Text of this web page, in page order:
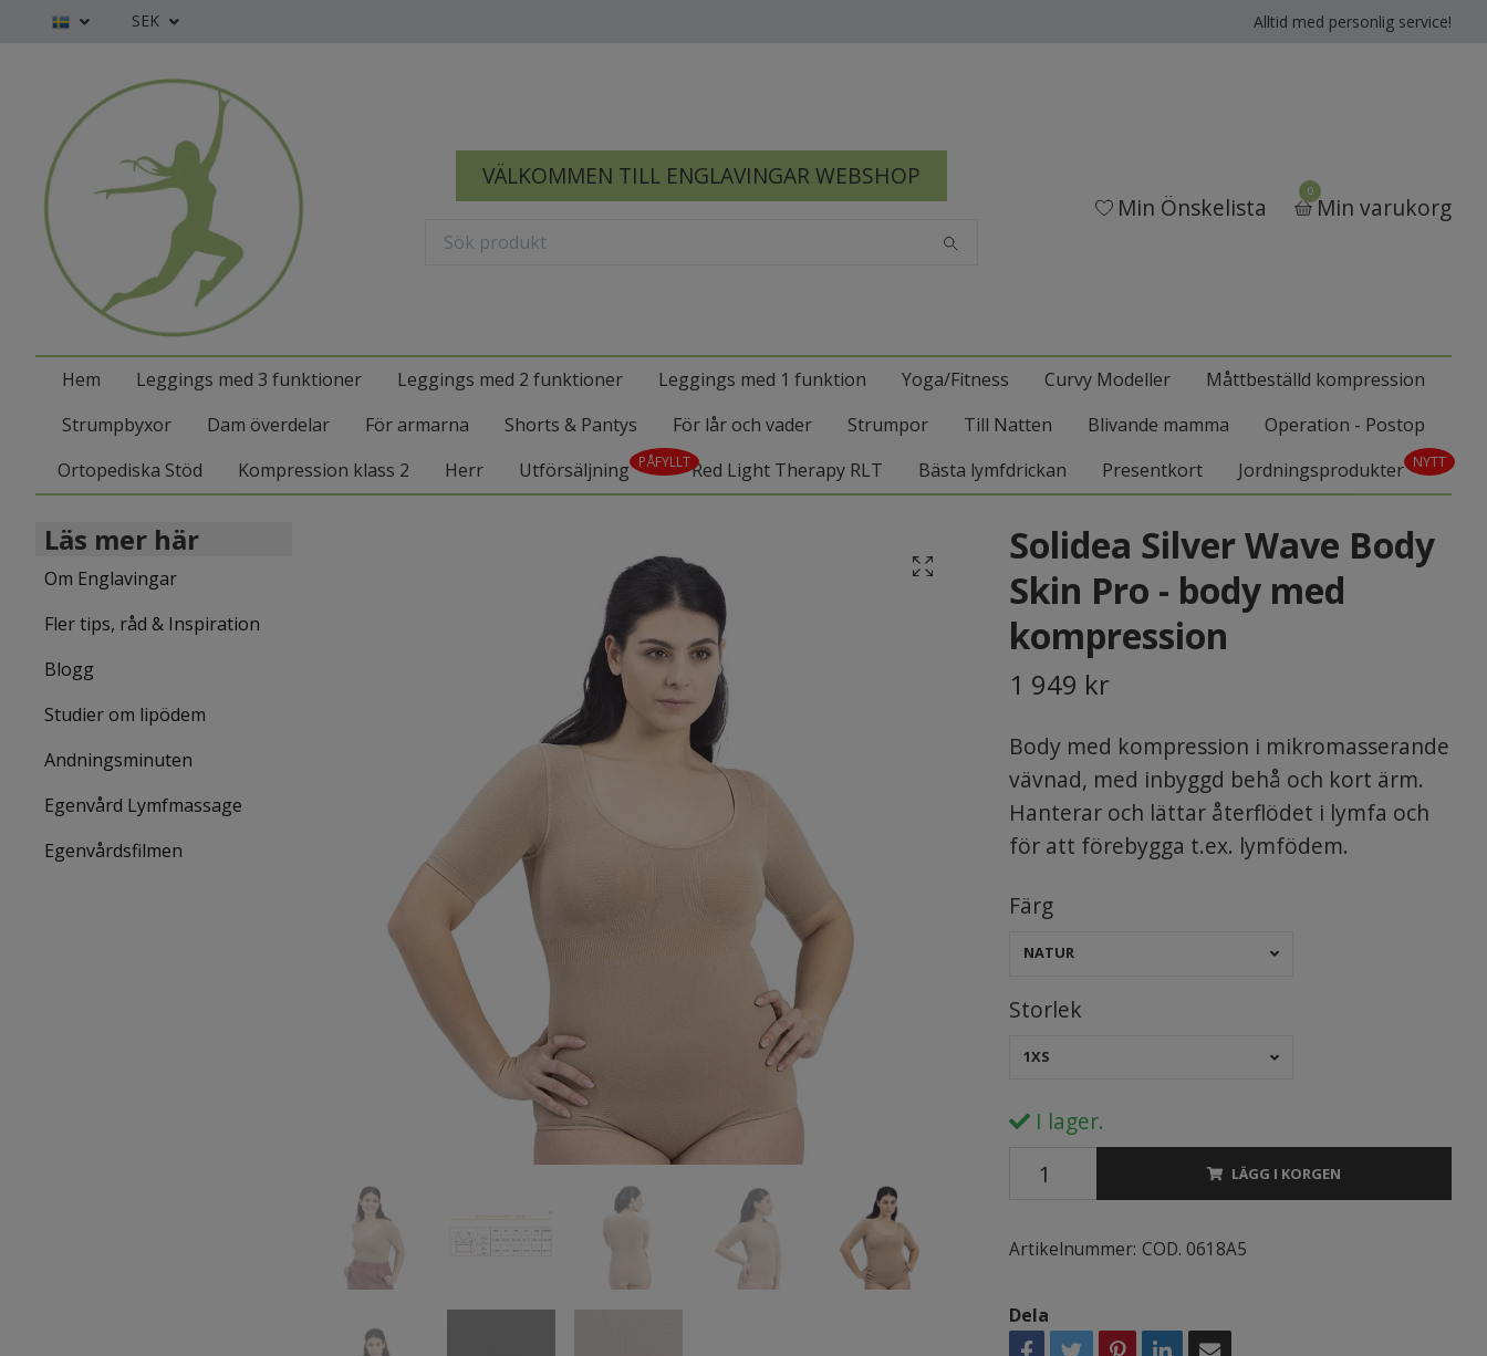
SEK Alltid med personlig service!
VÄLKOMMEN TILL ENGLAVINGAR WEBSHOP
Min Önskelista
0
Min varukorg
Hem Leggings med 3 funktioner Leggings med 2 funktioner Leggings med 1 funktion Yoga/Fitness Curvy Modeller
Måttbeställd kompression
Strumpbyxor
Dam överdelar För armarna Shorts & Pantys För lår och vader Strumpor Till Natten Blivande mamma
Operation - Postop
Ortopediska Stöd
Kompression klass 2 Herr Utförsäljning PÅFYLLTRed Light Therapy RLT Bästa lymfdrickan Presentkort Jordningsprodukter NYTT
Läs mer här
Om Englavingar
Fler tips, råd & Inspiration
Blogg
Studier om lipödem
Andningsminuten
Egenvård Lymfmassage
Egenvårdsfilmen
Solidea Silver Wave Body
Skin Pro - body med
kompression
1 949 kr
Body med kompression i mikromasserande
vävnad, med inbyggd behå och kort ärm.
Hanterar och lättar återflödet i lymfa och
för att förebygga t.ex. lymfödem.
Färg
NATUR
Storlek
1XS
I lager.
LÄGG I KORGEN
Artikelnummer: COD. 0618A5
Dela